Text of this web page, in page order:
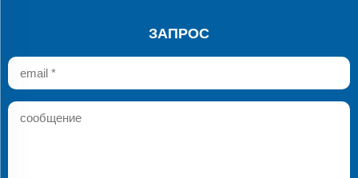
ЗАПРОС